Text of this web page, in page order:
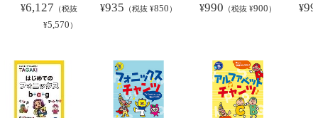
¥6,127 （税抜
¥5,570 ）
¥935 （税抜 ¥850 ） ¥990 （税抜 ¥900 ） ¥